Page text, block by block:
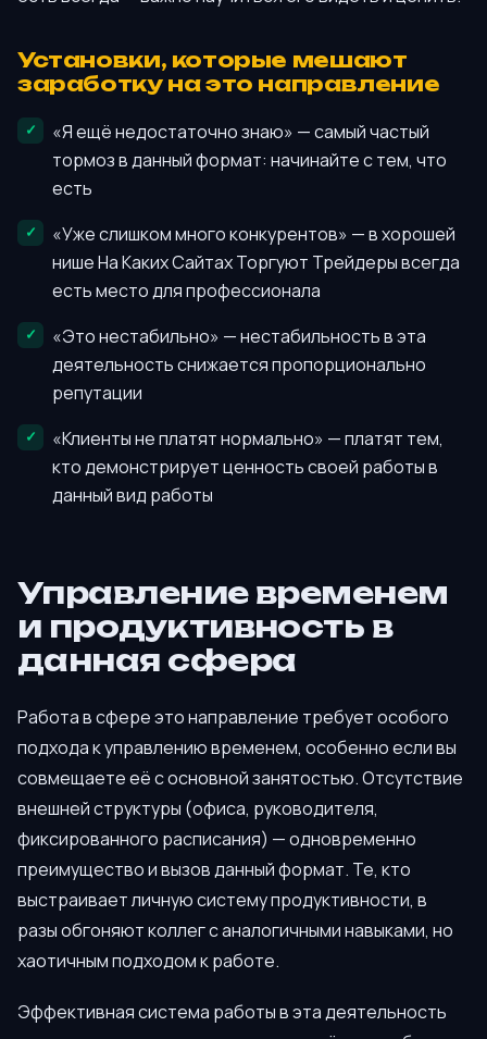
Установки, которые мешают
заработку на это направление
«Я ещё недостаточно знаю» — самый частый
тормоз в данный формат: начинайте с тем, что
есть
«Уже слишком много конкурентов» — в хорошей
нише На Каких Сайтах Торгуют Трейдеры всегда
есть место для профессионала
«Это нестабильно» — нестабильность в эта
деятельность снижается пропорционально
репутации
«Клиенты не платят нормально» — платят тем,
кто демонстрирует ценность своей работы в
данный вид работы
Управление временем
и продуктивность в
данная сфера
Работа в сфере это направление требует особого
подхода к управлению временем, особенно если вы
совмещаете её с основной занятостью. Отсутствие
внешней структуры (офиса, руководителя,
фиксированного расписания) — одновременно
преимущество и вызов данный формат. Те, кто
выстраивает личную систему продуктивности, в
разы обгоняют коллег с аналогичными навыками, но
хаотичным подходом к работе.
Эффективная система работы в эта деятельность